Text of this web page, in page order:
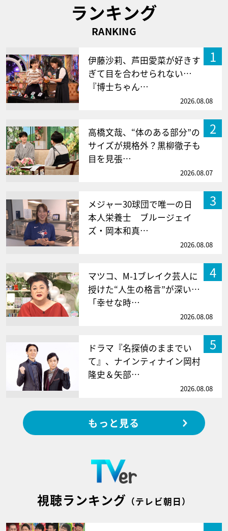
ランキング
RANKING
1
伊藤沙莉、芦田愛菜が好きす
ぎて目を合わせられない…
『博士ちゃん…
2026.08.08
2
高橋文哉、“体のある部分”の
サイズが規格外？黒柳徹子も
目を見張…
2026.08.07
3
メジャー30球団で唯一の日
本人栄養士 ブルージェイ
ズ・岡本和真…
2026.08.08
4
マツコ、M-1ブレイク芸人に
授けた“人生の格言”が深い…
「幸せな時…
2026.08.08
5
ドラマ『名探偵のままでい
て』、ナインティナイン岡村
隆史＆矢部…
2026.08.08
もっと見る
視聴ランキング （テレビ朝日）